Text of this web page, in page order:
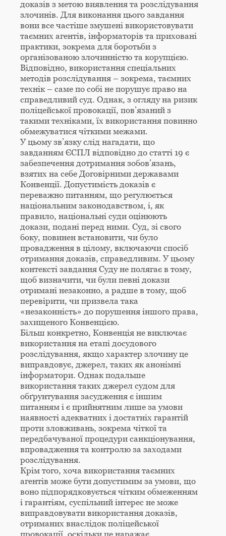
доказів з метою виявлення та розслідування
злочинів. Для виконання цього завдання
вони все частіше змушені використовувати
таємних агентів, інформаторів та приховані
практики, зокрема для боротьби з
організованою злочинністю та корупцією.
Відповідно, використання спеціальних
методів розслідування – зокрема, таємних
технік – саме по собі не порушує право на
справедливий суд. Однак, з огляду на ризик
поліцейської провокації, пов’язаний з
такими техніками, їх використання повинно
обмежуватися чіткими межами.
У цьому зв’язку слід нагадати, що
завданням ЄСПЛ відповідно до статті 19 є
забезпечення дотримання зобов’язань,
взятих на себе Договірними державами
Конвенції. Допустимість доказів є
переважно питанням, що регулюється
національним законодавством, і, як
правило, національні суди оцінюють
докази, подані перед ними. Суд, зі свого
боку, повинен встановити, чи було
провадження в цілому, включаючи спосіб
отримання доказів, справедливим. У цьому
контексті завдання Суду не полягає в тому,
щоб визначити, чи були певні докази
отримані незаконно, а радше в тому, щоб
перевірити, чи призвела така
«незаконність» до порушення іншого права,
захищеного Конвенцією.
Більш конкретно, Конвенція не виключає
використання на етапі досудового
розслідування, якщо характер злочину це
виправдовує, джерел, таких як анонімні
інформатори. Однак подальше
використання таких джерел судом для
обґрунтування засудження є іншим
питанням і є прийнятним лише за умови
наявності адекватних і достатніх гарантій
проти зловживань, зокрема чіткої та
передбачуваної процедури санкціонування,
впровадження та контролю за заходами
розслідування.
Крім того, хоча використання таємних
агентів може бути допустимим за умови, що
воно підпорядковується чітким обмеженням
і гарантіям, суспільний інтерес не може
виправдовувати використання доказів,
отриманих внаслідок поліцейської
провокації, оскільки це наражає